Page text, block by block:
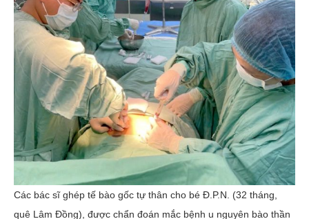
Các bác sĩ ghép tế bào gốc tự thân cho bé Đ.P.N. (32 tháng,
quê Lâm Đồng), được chẩn đoán mắc bệnh u nguyên bào thần